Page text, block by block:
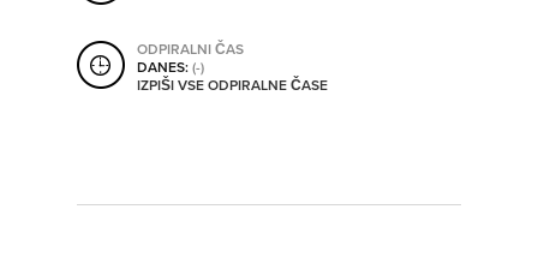
SO TRENUTNO ODPRTA
ODPIRALNI ČAS
DANES:(-)
IZPIŠI VSE ODPIRALNE ČASE